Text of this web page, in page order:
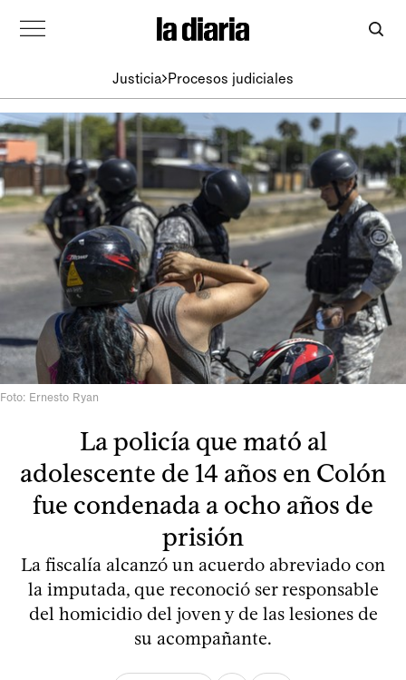
Justicia Procesos judiciales
Foto: Ernesto Ryan
La policía que mató al
adolescente de 14 años en Colón
fue condenada a ocho años de
prisión
La fiscalía alcanzó un acuerdo abreviado con
la imputada, que reconoció ser responsable
del homicidio del joven y de las lesiones de
su acompañante.